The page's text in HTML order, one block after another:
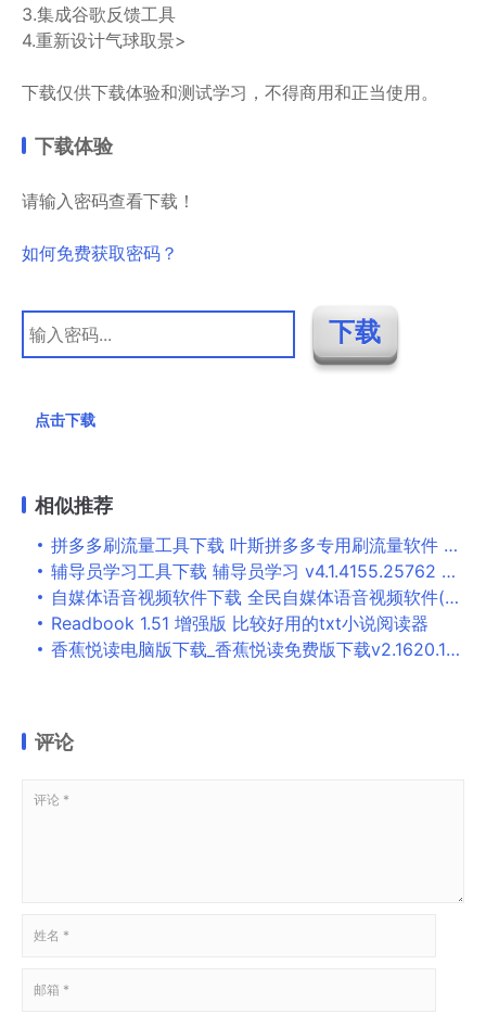
3.集成谷歌反馈工具
4.重新设计气球取景>
下载仅供下载体验和测试学习，不得商用和正当使用。
下载体验
请输入密码查看下载！
如何免费获取密码？
点击下载
相似推荐
拼多多刷流量工具下载 叶斯拼多多专用刷流量软件 V3.0 免费绿色版
辅导员学习工具下载 辅导员学习 v4.1.4155.25762 免费安装版
自媒体语音视频软件下载 全民自媒体语音视频软件(批量制作短视频) v5.0 免装版(附使用方法)
Readbook 1.51 增强版 比较好用的txt小说阅读器
香蕉悦读电脑版下载_香蕉悦读免费版下载v2.1620.1050 正式版
评论